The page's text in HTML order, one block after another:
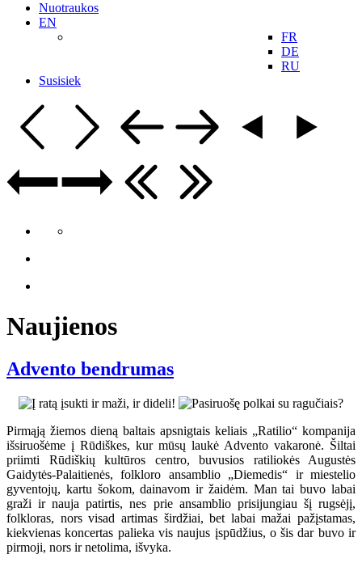
Nuotraukos
EN
FR
DE
RU
Susisiek
Naujienos
Advento bendrumas
Pirmąją žiemos dieną baltais apsnigtais keliais „Ratilio“ kompanija
išsiruošėme į Rūdiškes, kur mūsų laukė Advento vakaronė. Šiltai
priimti Rūdiškių kultūros centro, buvusios ratiliokės Augustės
Gaidytės-Palaitienės, folkloro ansamblio „Diemedis“ ir miestelio
gyventojų, kartu šokom, dainavom ir žaidėm. Man tai buvo labai
graži ir nauja patirtis, nes prie ansamblio prisijungiau šį rugsėjį,
folkloras, nors visad artimas širdžiai, bet labai mažai pažįstamas,
kiekvienas koncertas palieka vis naujus įspūdžius, o šis dar buvo ir
pirmoji, nors ir netolima, išvyka.